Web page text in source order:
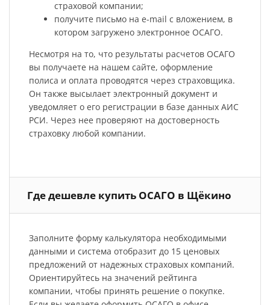
страховой компании;
получите письмо на e-mail с вложением, в
котором загружено электронное ОСАГО.
Несмотря на то, что результаты расчетов ОСАГО
вы получаете на нашем сайте, оформление
полиса и оплата проводятся через страховщика.
Он также высылает электронный документ и
уведомляет о его регистрации в базе данных АИС
РСИ. Через нее проверяют на достоверность
страховку любой компании.
Где дешевле купить ОСАГО в Щёкино
Заполните форму калькулятора необходимыми
данными и система отобразит до 15 ценовых
предложений от надежных страховых компаний.
Ориентируйтесь на значений рейтинга
компании, чтобы принять решение о покупке.